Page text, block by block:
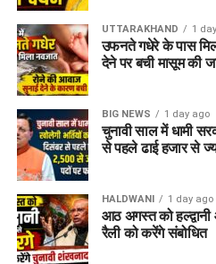
सकेगा। इससे बच्चों और महिलाओं के
भी मदद मिलने की उम्मीद है।
UTTARAKHAND 1
उफनते गधेरे के पास
देने पर बची मासूम की
BIG NEWS 1 day ago
चुनावी साल में धामी
से पहले ढाई हजार से
HALDWANI 1 day ago
आठ अगस्त को
रैली को करेंगे संबोधित